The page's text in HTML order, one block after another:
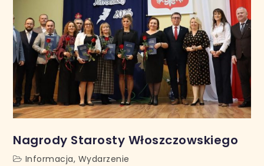
Nagrody Starosty Włoszczowskiego
Informacja, Wydarzenie